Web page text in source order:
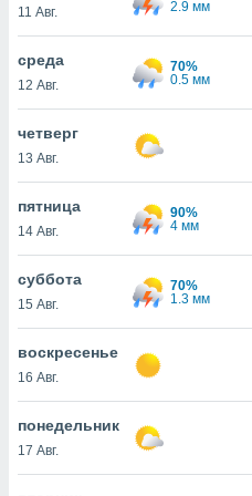
рекламу
нашей
cookie
в
нашего
ВЫ
11 Авг.
2.9 мм
среда
12 Авг.
70%
0.5 мм
четверг
13 Авг.
пятница
14 Авг.
90%
4 мм
суббота
15 Авг.
70%
1.3 мм
воскресенье
16 Авг.
понедельник
17 Авг.